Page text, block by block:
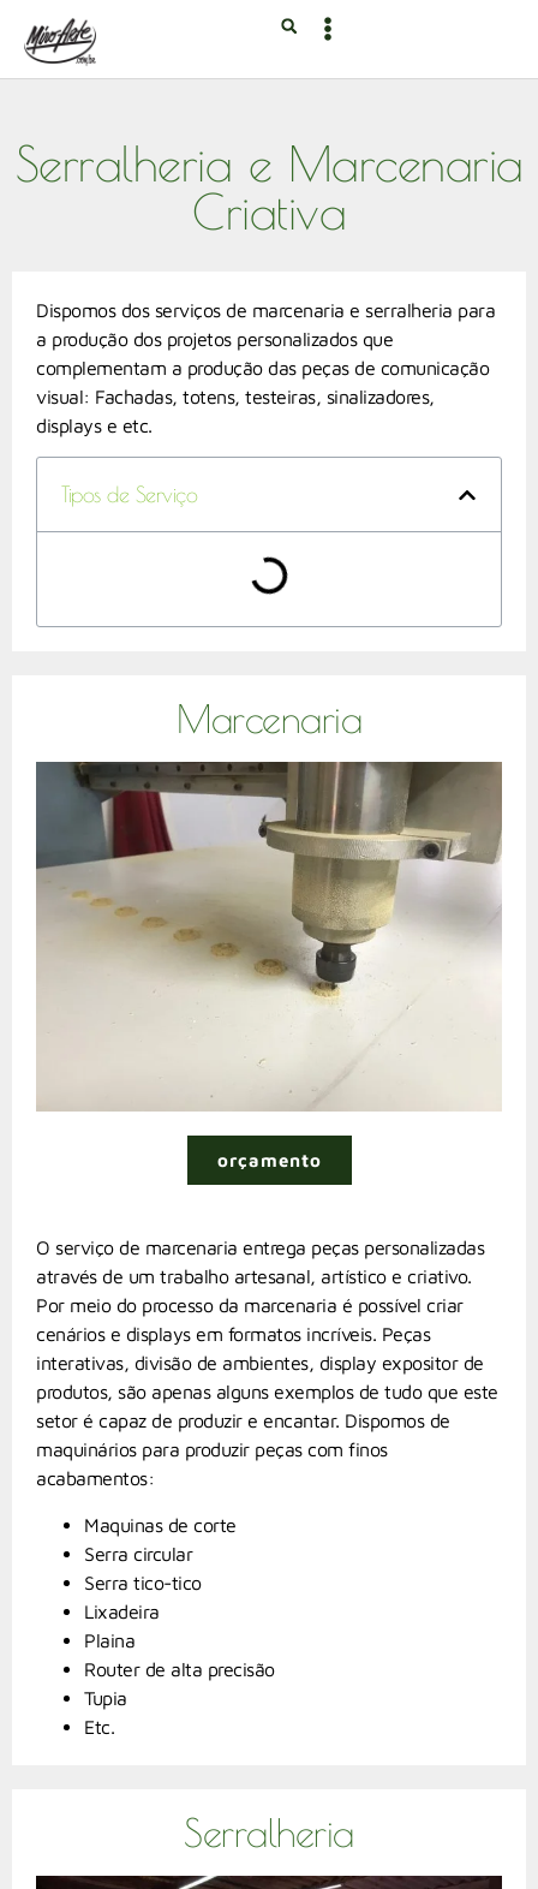
Serralheria e Marcenaria
Criativa
Dispomos dos serviços de marcenaria e serralheria para
a produção dos projetos personalizados que
complementam a produção das peças de comunicação
visual: Fachadas, totens, testeiras, sinalizadores,
displays e etc.
Tipos de Serviço
Marcenaria
orçamento
O serviço de marcenaria entrega peças personalizadas
através de um trabalho artesanal, artístico e criativo.
Por meio do processo da marcenaria é possível criar
cenários e displays em formatos incríveis. Peças
interativas, divisão de ambientes, display expositor de
produtos, são apenas alguns exemplos de tudo que este
setor é capaz de produzir e encantar. Dispomos de
maquinários para produzir peças com finos
acabamentos:
Maquinas de corte
Serra circular
Serra tico-tico
Lixadeira
Plaina
Router de alta precisão
Tupia
Etc.
Serralheria